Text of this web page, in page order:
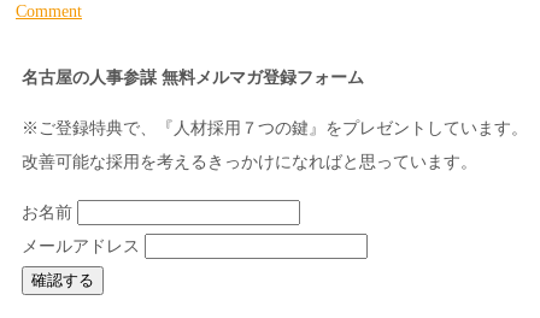
Comment
名古屋の人事参謀 無料メルマガ登録フォーム
※ご登録特典で、『人材採用７つの鍵』をプレゼントしています。
改善可能な採用を考えるきっかけになればと思っています。
お名前
メールアドレス